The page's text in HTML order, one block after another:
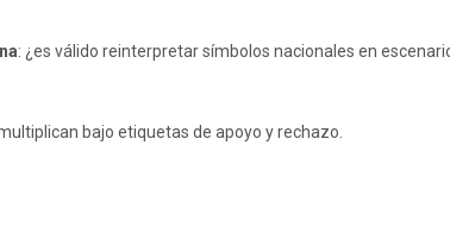
: ¿es válido reinterpretar símbolos nacionales en
bajo etiquetas de apoyo y rechazo.